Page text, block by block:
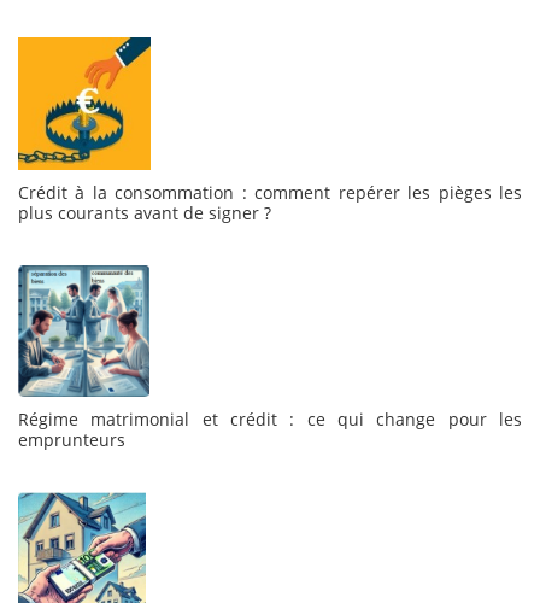
Crédit à la consommation : comment repérer les pièges les
plus courants avant de signer ?
Régime matrimonial et crédit : ce qui change pour les
emprunteurs